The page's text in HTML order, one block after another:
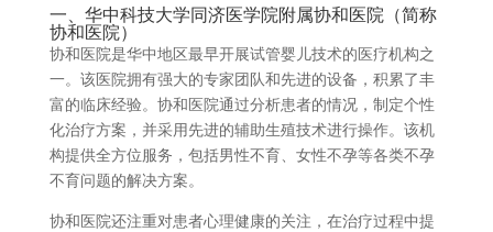
一、华中科技大学同济医学院附属协和医院（简称
协和医院）
协和医院是华中地区最早开展试管婴儿技术的医疗机构之
一。该医院拥有强大的专家团队和先进的设备，积累了丰
富的临床经验。协和医院通过分析患者的情况，制定个性
化治疗方案，并采用先进的辅助生殖技术进行操作。该机
构提供全方位服务，包括男性不育、女性不孕等各类不孕
不育问题的解决方案。
协和医院还注重对患者心理健康的关注，在治疗过程中提